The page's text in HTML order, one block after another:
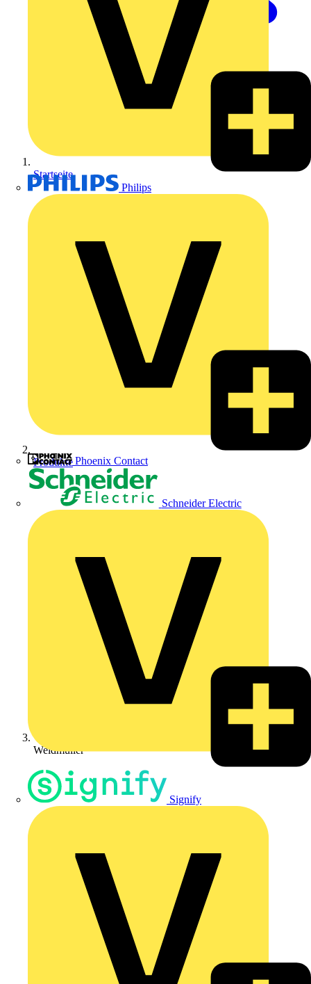
Philips
Phoenix Contact
Schneider Electric
Signify
Startseite
Produkte
Weidmüller